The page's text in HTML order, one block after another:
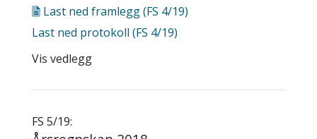
Last ned framlegg (FS 4/19)
Last ned protokoll (FS 4/19)
Vis vedlegg
FS 5/19: